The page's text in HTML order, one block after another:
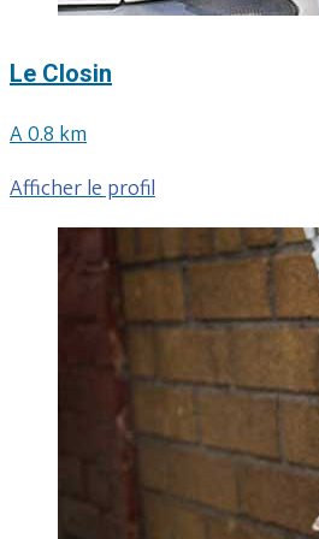
Le Closin
A 0.8 km
Afficher le profil